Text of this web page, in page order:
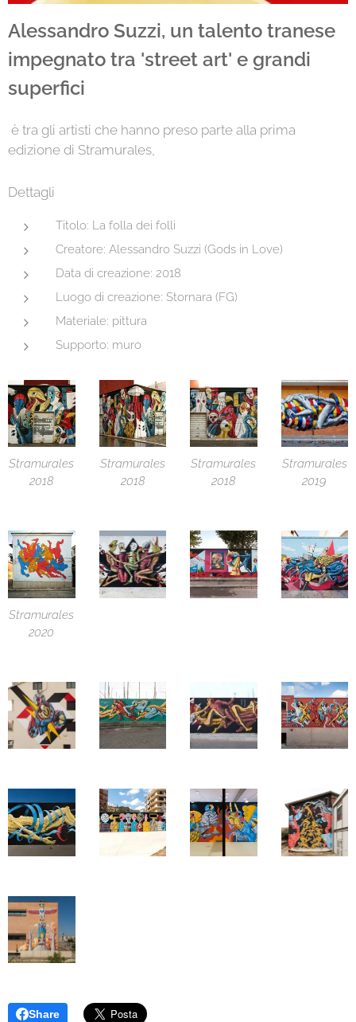
Alessandro Suzzi, un talento tranese
impegnato tra 'street art' e grandi
superfici
è tra gli artisti che hanno preso parte alla prima
edizione di Stramurales,
Dettagli
Titolo: La folla dei folli
Creatore: Alessandro Suzzi (Gods in Love)
Data di creazione: 2018
Luogo di creazione: Stornara (FG)
Materiale: pittura
Supporto: muro
Stramurales
2018
Stramurales
2018
Stramurales
2018
Stramurales
2019
Stramurales
2020
Share